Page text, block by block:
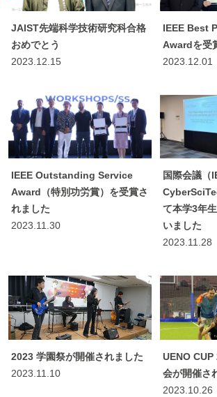
JAIST先端科学技術研究科合格
おめでとう
2023.12.15
IEEE Best
Awardを受
2023.12.01
IEEE Outstanding Service
Award（特別功労賞）を受賞さ
れました
2023.11.30
国際会議（
て本学3年
いました
2023.11.28
2023 学園祭が開催されました
2023.11.10
UENO
会が開催さ
2023.10.26